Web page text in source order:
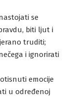
se
biti ljut i
truditi;
i ignorirati
emocije
u određenoj